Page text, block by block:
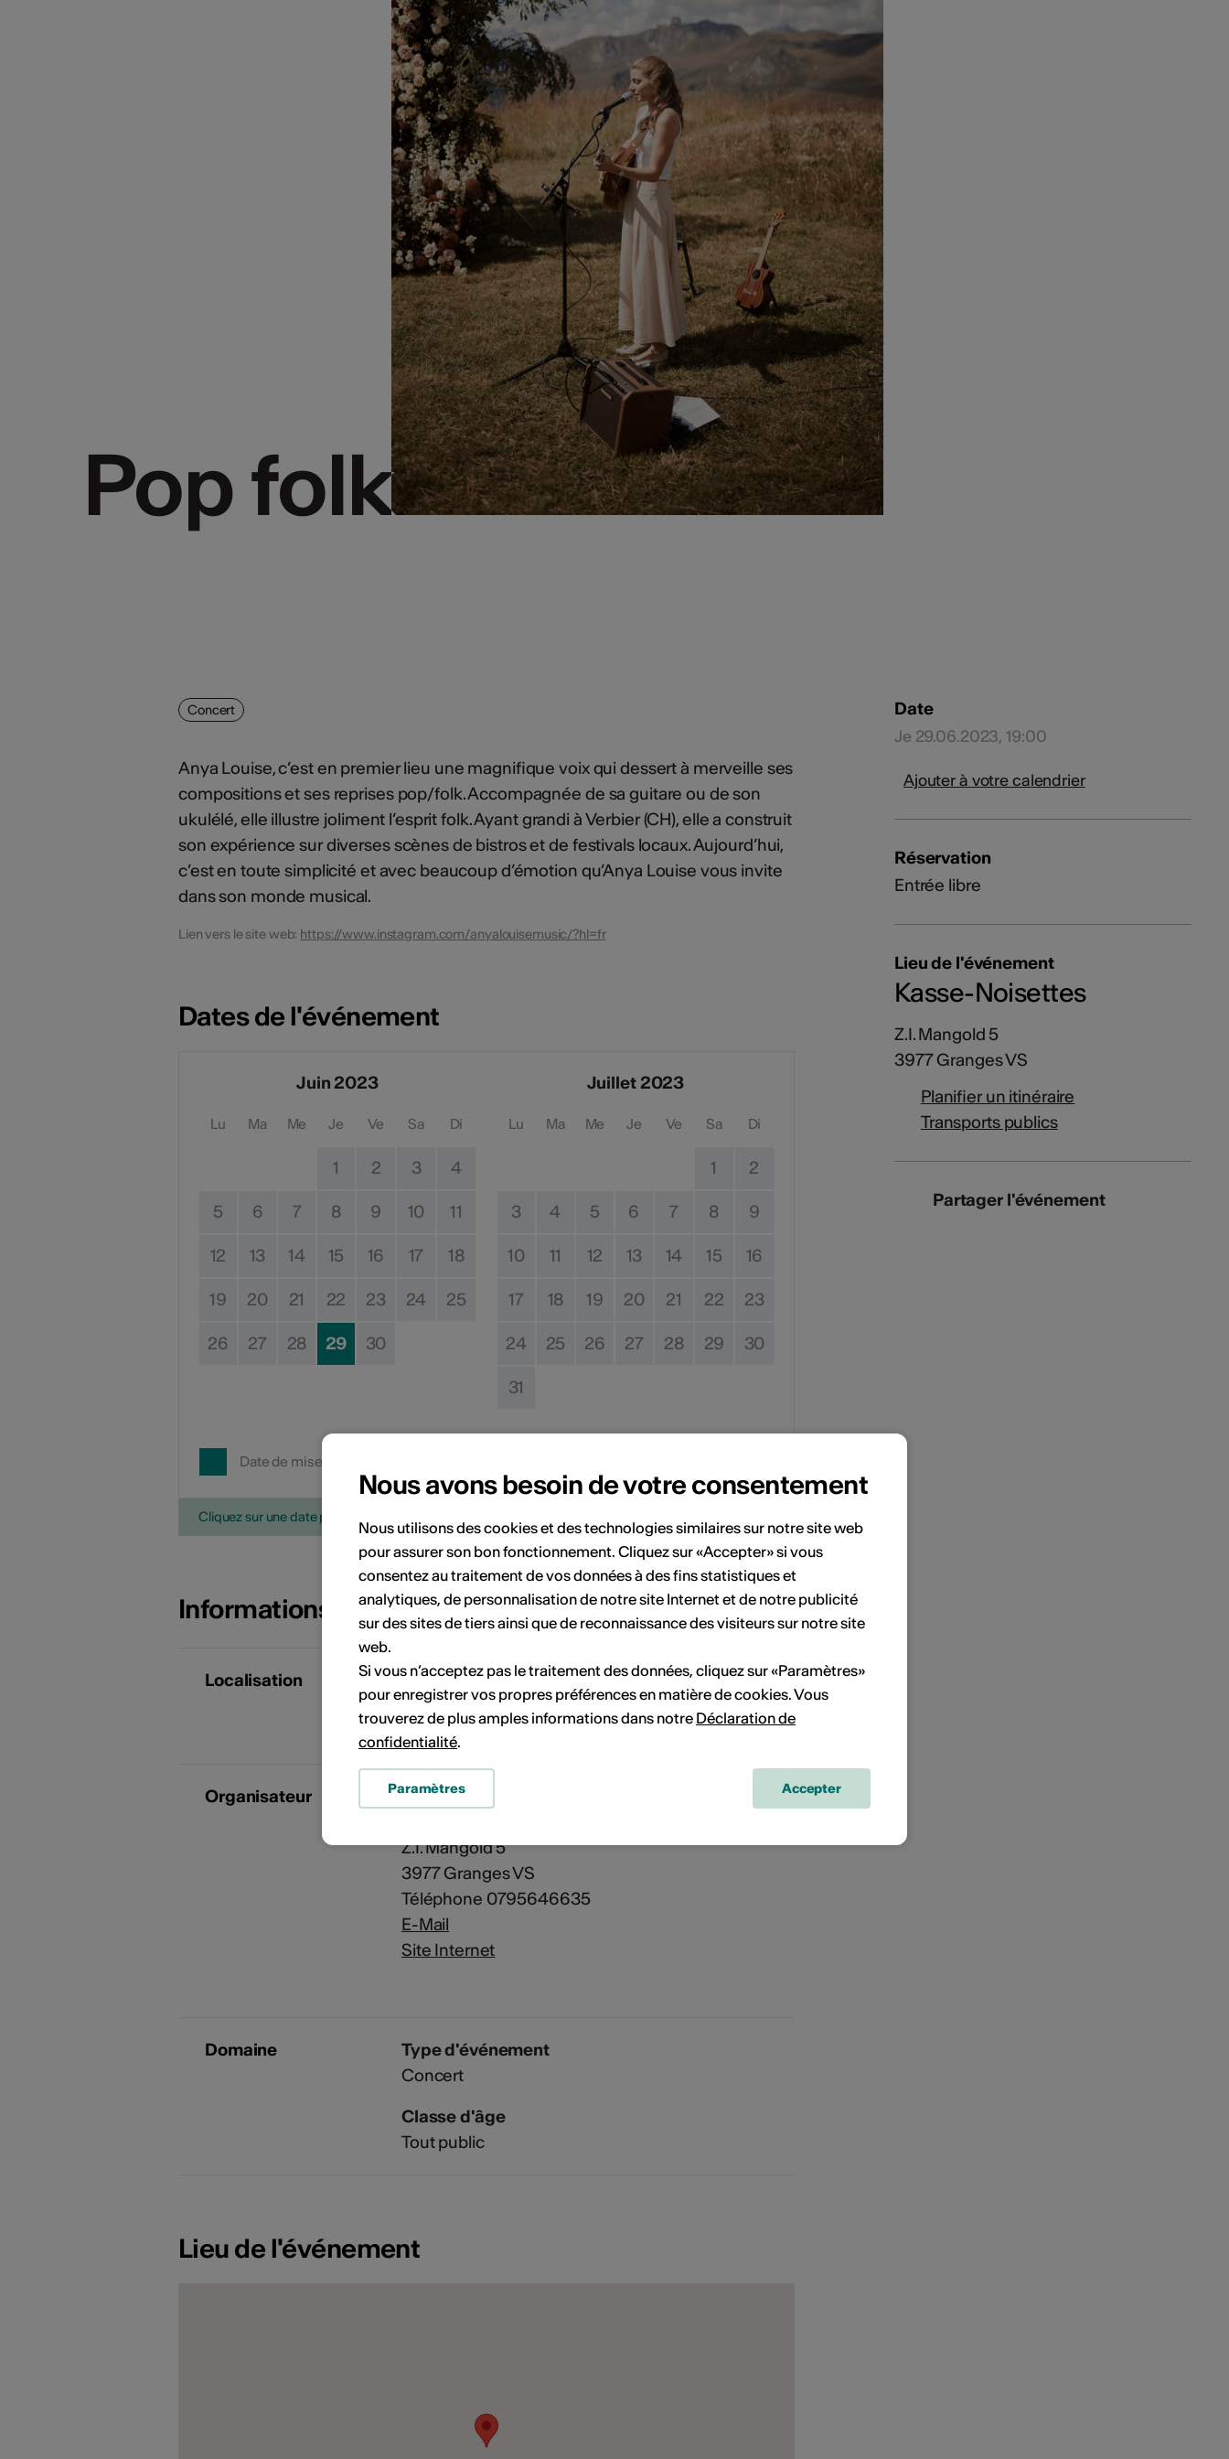
Pop folk
Pop folk
Concert
Anya Louise, c’est en premier lieu une magnifique voix qui dessert à merveille ses
compositions et ses reprises pop/folk. Accompagnée de sa guitare ou de son
ukulélé, elle illustre joliment l’esprit folk. Ayant grandi à Verbier (CH), elle a construit
son expérience sur diverses scènes de bistros et de festivals locaux. Aujourd’hui,
c’est en toute simplicité et avec beaucoup d’émotion qu’Anya Louise vous invite
dans son monde musical.
Lien vers le site web: https://www.instagram.com/anyalouisemusic/?hl=fr
Dates de l'événement
Juin 2023
Lu Ma Me Je Ve Sa Di
1 2 3 4
5 6 7 8 9 10 11
12 13 14 15 16 17 18
19 20 21 22 23 24 25
26 27 28 29 30
Juillet 2023
Lu Ma Me Je Ve Sa Di
1 2
3 4 5 6 7 8 9
10 11 12 13 14 15 16
17 18 19 20 21 22 23
24 25 26 27 28 29 30
31
Date de mise en œuvre
Cliquez sur une date pour ajouter l'événement à votre calendrier.
Informations sur l'événement
Localisation
Kasse-Noisettes
Z.I. Mangold 5
3977 Granges VS
Organisateur
Kasse-Noisettes
Z.I. Mangold 5
3977 Granges VS
Téléphone 0795646635
E-Mail
Site Internet
Domaine
Type d'événement
Concert
Classe d'âge
Tout public
Lieu de l'événement
Date
Je 29.06.2023, 19:00
Ajouter à votre calendrier
Réservation
Entrée libre
Lieu de l'événement
Kasse-Noisettes
Z.I. Mangold 5
3977 Granges VS
Planifier un itinéraire
Transports publics
Partager l'événement
Nous avons besoin de votre consentement
Nous utilisons des cookies et des technologies similaires sur notre site web
pour assurer son bon fonctionnement. Cliquez sur «Accepter» si vous
consentez au traitement de vos données à des fins statistiques et
analytiques, de personnalisation de notre site Internet et de notre publicité
sur des sites de tiers ainsi que de reconnaissance des visiteurs sur notre site
web.
Si vous n’acceptez pas le traitement des données, cliquez sur «Paramètres»
pour enregistrer vos propres préférences en matière de cookies. Vous
trouverez de plus amples informations dans notre Déclaration de
confidentialité.
Paramètres Accepter